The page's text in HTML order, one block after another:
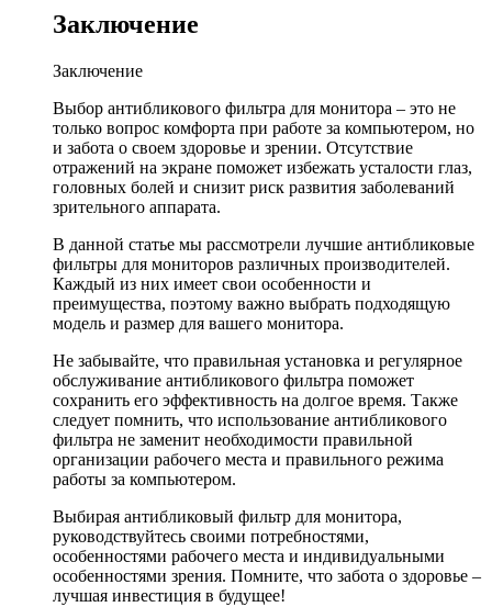
Заключение
Заключение
Выбор антибликового фильтра для монитора – это не
только вопрос комфорта при работе за компьютером, но
и забота о своем здоровье и зрении. Отсутствие
отражений на экране поможет избежать усталости глаз,
головных болей и снизит риск развития заболеваний
зрительного аппарата.
В данной статье мы рассмотрели лучшие антибликовые
фильтры для мониторов различных производителей.
Каждый из них имеет свои особенности и
преимущества, поэтому важно выбрать подходящую
модель и размер для вашего монитора.
Не забывайте, что правильная установка и регулярное
обслуживание антибликового фильтра поможет
сохранить его эффективность на долгое время. Также
следует помнить, что использование антибликового
фильтра не заменит необходимости правильной
организации рабочего места и правильного режима
работы за компьютером.
Выбирая антибликовый фильтр для монитора,
руководствуйтесь своими потребностями,
особенностями рабочего места и индивидуальными
особенностями зрения. Помните, что забота о здоровье –
лучшая инвестиция в будущее!